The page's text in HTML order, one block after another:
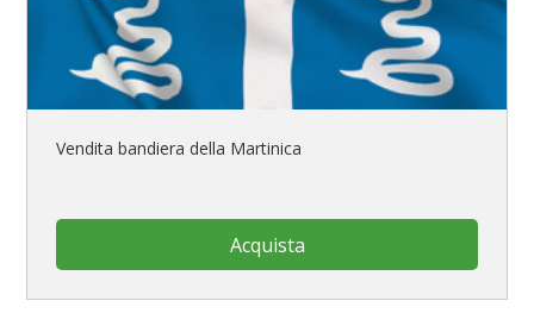
Vendita bandiera della Martinica
Acquista